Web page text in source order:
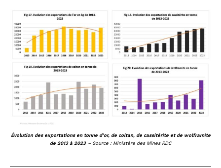
Évolution des exportations en tonne d’or, de coltan, de cassitérite et de wolframite
de 2013 à 2023 – Source : Ministère des Mines RDC